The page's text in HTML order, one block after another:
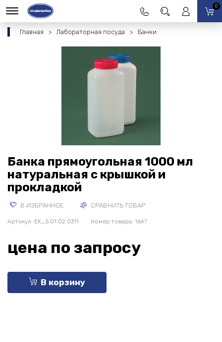
0
Главная Лабораторная посуда Банки
Банка прямоугольная 1000 мл
натуральная с крышкой и
прокладкой
В ИЗБРАННОЕ СРАВНИТЬ ТОВАР
Артикул: EK_5.01.02.0311 Номер товара: 1647
цена по запросу
В корзину